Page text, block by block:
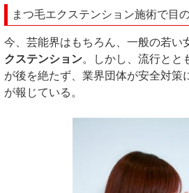
まつ毛エクステンション施術で目
今、芸能界はもちろん、一般の若い
クステンション。しかし、流行とと
が後を絶たず、業界団体が安全対策
が報じている。